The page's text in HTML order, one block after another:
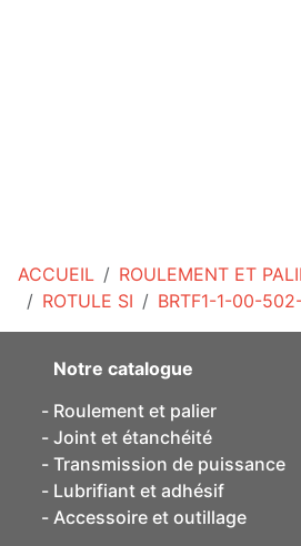
ACCUEIL ROULEMENT ET
ROTULE SI
BRTF1-1-00-
Notre catalogue
Roulement et palier
Joint et étanchéité
Transmission de puissance
Lubrifiant et adhésif
Accessoire et outillage